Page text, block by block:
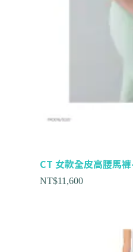
CT 女款全皮高腰馬
NT$11,600